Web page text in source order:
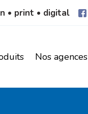
• print • digital
Nos agences